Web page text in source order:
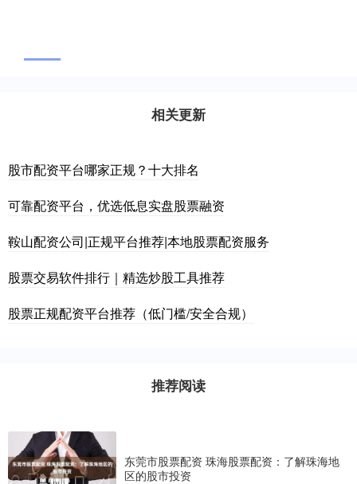
相关更新
股市配资平台哪家正规？十大排名
可靠配资平台，优选低息实盘股票融资
鞍山配资公司|正规平台推荐|本地股票配资服务
股票交易软件排行｜精选炒股工具推荐
股票正规配资平台推荐（低门槛/安全合规）
推荐阅读
东莞市股票配资 珠海股票配资：了解珠海地
区的股市投资